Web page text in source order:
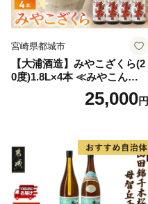
宮崎県都城市
【大浦酒造】みやこざくら(2
0度)1.8L×4本 ≪みやこんじょ
特急便≫_AD-077125,000円